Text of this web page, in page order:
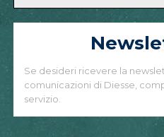
Se desideri ricevere la
comunicazioni di Diesse,
servizio.